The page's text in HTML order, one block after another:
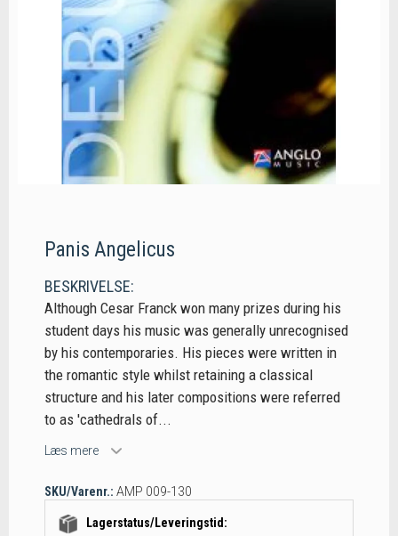
Panis Angelicus
BESKRIVELSE:
Although Cesar Franck won many prizes during his
student days his music was generally unrecognised
by his contemporaries. His pieces were written in
the romantic style whilst retaining a classical
structure and his later compositions were referred
to as 'cathedrals of...
Læs mere
SKU/Varenr.: AMP 009-130
Lagerstatus/Leveringstid: